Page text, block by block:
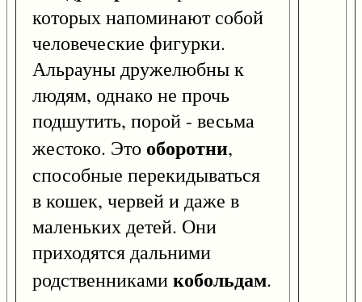
которых напоминают собой
человеческие фигурки.
Альрауны дружелюбны к
людям, однако не прочь
подшутить, порой - весьма
жестоко. Это оборотни,
способные перекидываться
в кошек, червей и даже в
маленьких детей. Они
приходятся дальними
родственникамикобольдам.